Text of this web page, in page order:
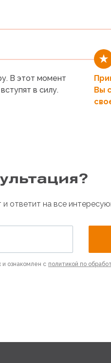
В этот момент
в силу.
Вы
ответит на все
и ознакомлен с политикой по